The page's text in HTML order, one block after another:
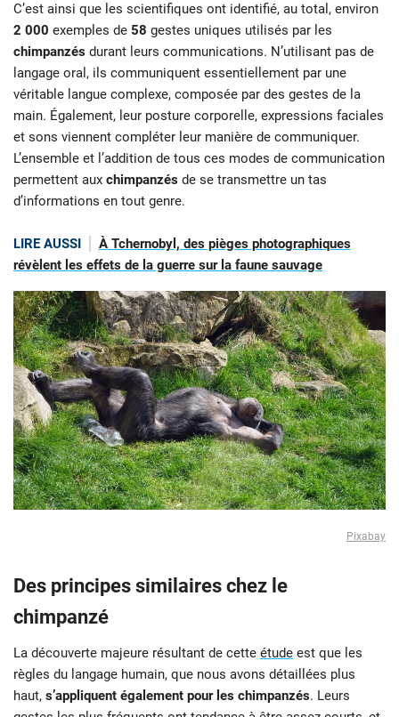
C’est ainsi que les scientifiques ont identifié, au total, environ
2 000 exemples de 58 gestes uniques utilisés par les
chimpanzés durant leurs communications. N’utilisant pas de
langage oral, ils communiquent essentiellement par une
véritable langue complexe, composée par des gestes de la
main. Également, leur posture corporelle, expressions faciales
et sons viennent compléter leur manière de communiquer.
L’ensemble et l’addition de tous ces modes de communication
permettent aux chimpanzés de se transmettre un tas
d’informations en tout genre.
LIRE AUSSI
À Tchernobyl, des pièges photographiques
révèlent les effets de la guerre sur la faune sauvage
Pixabay
Des principes similaires chez le
chimpanzé
La découverte majeure résultant de cette étude est que les
règles du langage humain, que nous avons détaillées plus
haut, s’appliquent également pour les chimpanzés. Leurs